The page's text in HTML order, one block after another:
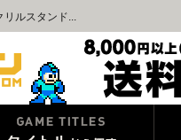
リルスタンド...